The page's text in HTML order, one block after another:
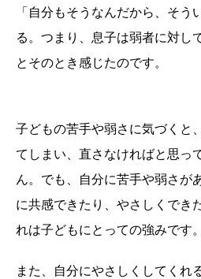
「自分もそうなんだから、そう
る。つまり、息子は弱者に対し
とそのとき感じたのです。
子どもの苦手や弱さに気づくと
てしまい、直さなければと思っ
ん。でも、自分に苦手や弱さが
に共感できたり、やさしくでき
れは子どもにとっての強みです。
また、自分にやさしくしてくれ